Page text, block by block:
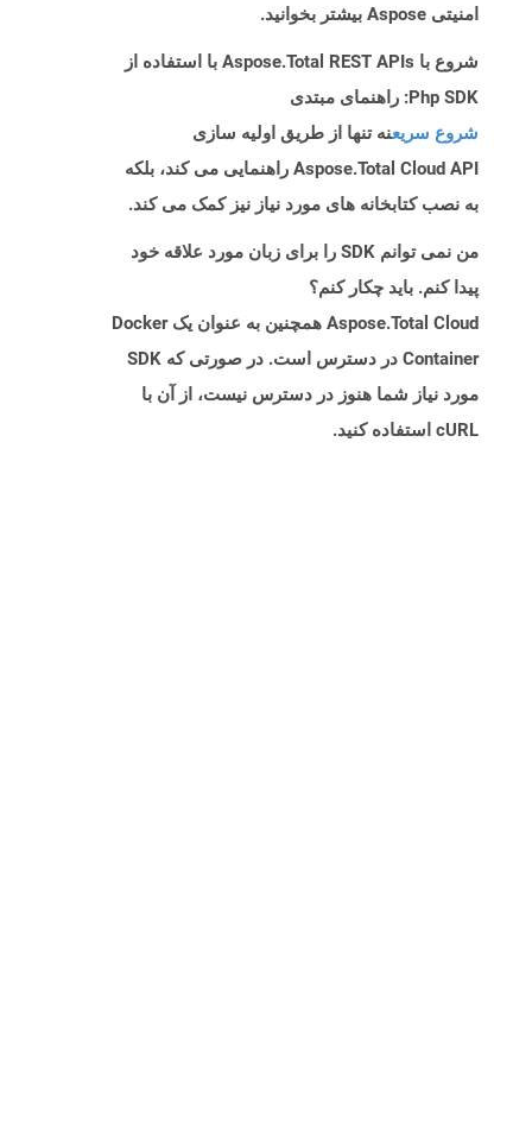
امنیتی Aspose بیشتر بخوانید.
شروع با Aspose.Total REST APIs با استفاده از
Php SDK: راهنمای مبتدی
شروع سریعنه تنها از طریق اولیه سازی
Aspose.Total Cloud API راهنمایی می کند، بلکه
به نصب کتابخانه های مورد نیاز نیز کمک می کند.
من نمی توانم SDK را برای زبان مورد علاقه خود
پیدا کنم. باید چکار کنم؟
Aspose.Total Cloud همچنین به عنوان یک Docker
Container در دسترس است. در صورتی که SDK
مورد نیاز شما هنوز در دسترس نیست، از آن با
cURL استفاده کنید.